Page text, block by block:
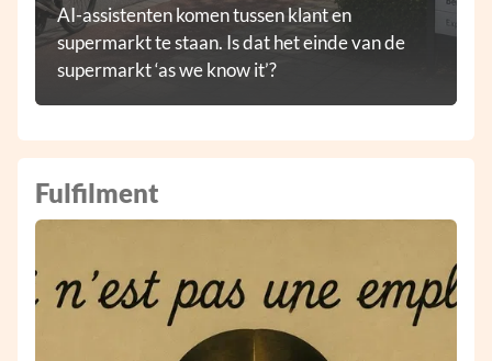
AI-assistenten komen tussen klant en
supermarkt te staan. Is dat het einde van de
supermarkt ‘as we know it’?
Fulfilment